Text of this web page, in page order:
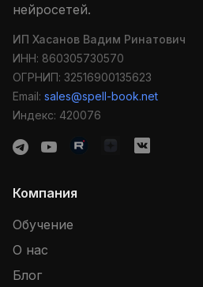
нейросетей.
ИП Хасанов Вадим Ринатович
ИНН: 860305730570
ОГРНИП: 32516900135623
Email: sales@spell-book.net
Индекс: 420076
Компания
Обучение
О нас
Блог